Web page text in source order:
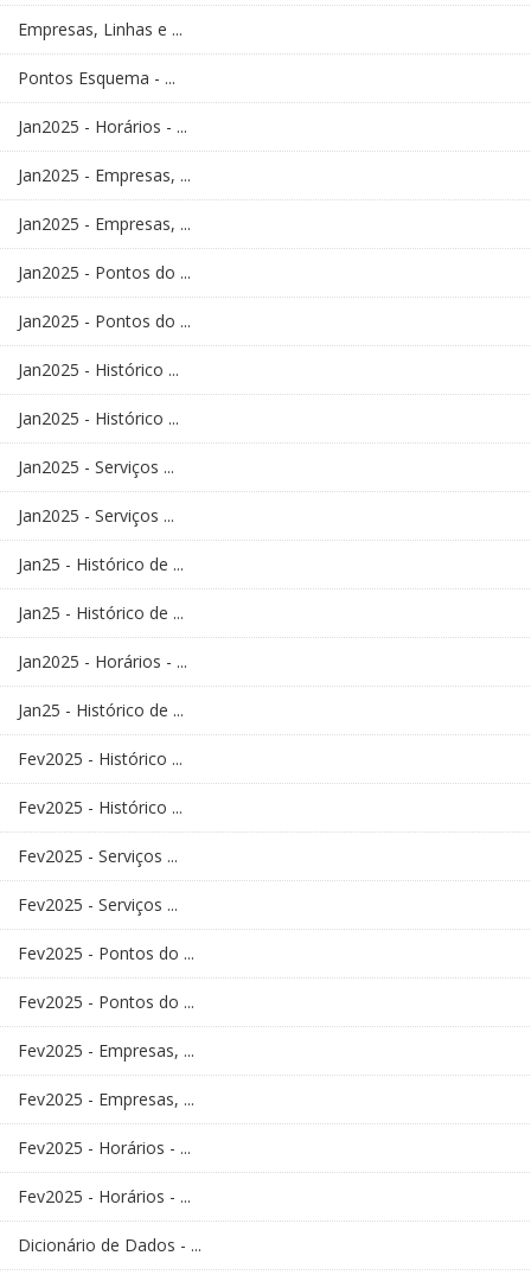
Empresas, Linhas e ...
Pontos Esquema - ...
Jan2025 - Horários - ...
Jan2025 - Empresas, ...
Jan2025 - Empresas, ...
Jan2025 - Pontos do ...
Jan2025 - Pontos do ...
Jan2025 - Histórico ...
Jan2025 - Histórico ...
Jan2025 - Serviços ...
Jan2025 - Serviços ...
Jan25 - Histórico de ...
Jan25 - Histórico de ...
Jan2025 - Horários - ...
Jan25 - Histórico de ...
Fev2025 - Histórico ...
Fev2025 - Histórico ...
Fev2025 - Serviços ...
Fev2025 - Serviços ...
Fev2025 - Pontos do ...
Fev2025 - Pontos do ...
Fev2025 - Empresas, ...
Fev2025 - Empresas, ...
Fev2025 - Horários - ...
Fev2025 - Horários - ...
Dicionário de Dados - ...